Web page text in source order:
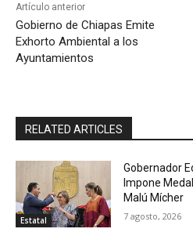
Artículo anterior
Gobierno de Chiapas Emite
Exhorto Ambiental a los
Ayuntamientos
RELATED ARTICLES
Estatal
Gobernador
Impone
Malú Mícher
7 agosto, 2026